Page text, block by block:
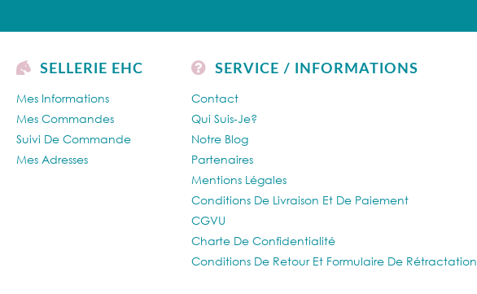
SELLERIE EHC
Mes Informations
Mes Commandes
Suivi De Commande
Mes Adresses
SERVICE / INFORMATIONS
Contact
Qui Suis-Je?
Notre Blog
Partenaires
Mentions Légales
Conditions De Livraison Et De Paiement
CGVU
Charte De Confidentialité
Conditions De Retour Et Formulaire De Rétractation